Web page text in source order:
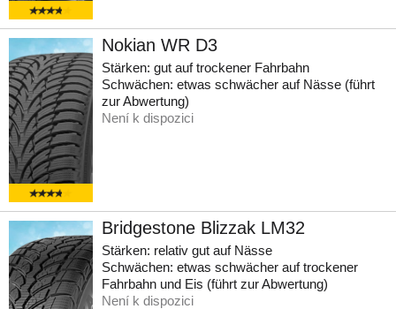
Nokian WR D3
Stärken: gut auf trockener Fahrbahn
Schwächen: etwas schwächer auf Nässe (führt
zur Abwertung)
Není k dispozici
Bridgestone Blizzak LM32
Stärken: relativ gut auf Nässe
Schwächen: etwas schwächer auf trockener
Fahrbahn und Eis (führt zur Abwertung)
Není k dispozici